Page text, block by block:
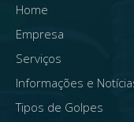
Home
Empresa
Serviços
Informações e
Tipos de Golpes